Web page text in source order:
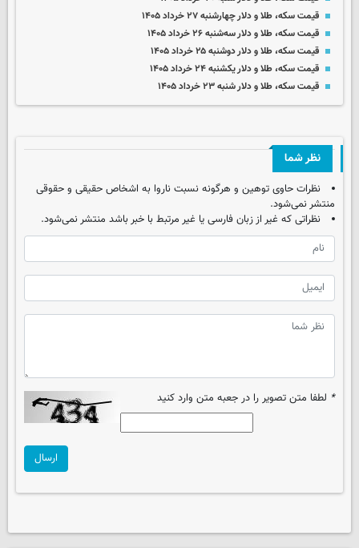
قیمت سکه، طلا و دلار چهارشنبه ۲۷ خرداد ۱۴۰۵
قیمت سکه، طلا و دلار سه‌شنبه ۲۶ خرداد ۱۴۰۵
قیمت سکه، طلا و دلار دوشنبه ۲۵ خرداد ۱۴۰۵
قیمت سکه، طلا و دلار یکشنبه ۲۴ خرداد ۱۴۰۵
قیمت سکه، طلا و دلار شنبه ۲۳ خرداد ۱۴۰۵
نظر شما
نظرات حاوی توهین و هرگونه نسبت ناروا به اشخاص حقیقی و حقوقی
منتشر نمی‌شود.
نظراتی که غیر از زبان فارسی یا غیر مرتبط با خبر باشد منتشر نمی‌شود.
* لطفا متن تصویر را در جعبه متن وارد کنید
ارسال